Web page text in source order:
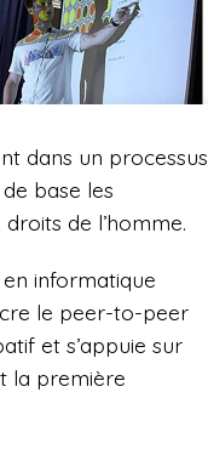
dans un processus
base les
de l’homme.
informatique
le peer-to-peer
et s’appuie sur
la première